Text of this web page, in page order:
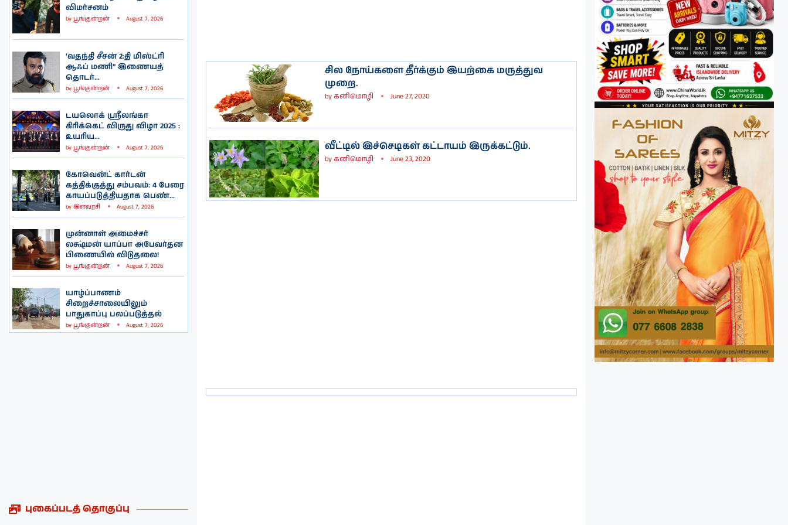
விமர்சனம்
by பூங்குன்றன் August 7, 2026
‘வதந்தி சீசன் 2:தி மிஸ்ட்ரி
ஆஃப் மணி” இணையத்
தொடர்...
by பூங்குன்றன் August 7, 2026
டயலொக் ஸ்ரீலங்கா
கிரிக்கெட் விருது விழா 2025 :
உயரிய...
by பூங்குன்றன் August 7, 2026
கோவென்ட் கார்டன்
கத்திக்குத்து சம்பவம்: 4 பேரை
காயப்படுத்தியதாக பெண்...
by இளவரசி August 7, 2026
முன்னாள் அமைச்சர்
லக்ஷ்மன் யாப்பா அபேவர்தன
பிணையில் விடுதலை!
by பூங்குன்றன் August 7, 2026
யாழ்ப்பாணம்
சிறைச்சாலையிலும்
பாதுகாப்பு பலப்படுத்தல்
by பூங்குன்றன் August 7, 2026
புகைப்படத் தொகுப்பு
சில நோய்களை தீர்க்கும் இயற்கை மருத்துவ
முறை.
byகனிமொழி June 27, 2020
வீட்டில் இச்செடிகள் கட்டாயம் இருக்கட்டும்.
byகனிமொழி June 23, 2020